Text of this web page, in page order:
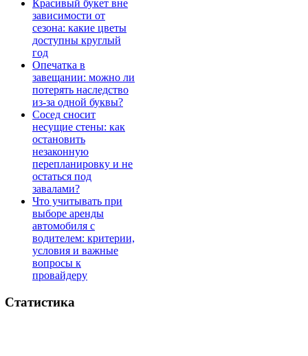
Красивый букет вне
зависимости от
сезона: какие цветы
доступны круглый
год
Опечатка в
завещании: можно ли
потерять наследство
из-за одной буквы?
Сосед сносит
несущие стены: как
остановить
незаконную
перепланировку и не
остаться под
завалами?
Что учитывать при
выборе аренды
автомобиля с
водителем: критерии,
условия и важные
вопросы к
провайдеру
Статистика